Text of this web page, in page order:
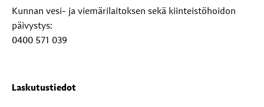
Kunnan vesi- ja viemärilaitoksen sekä kiinteistöhoidon
päivystys:
0400 571 039
Laskutustiedot